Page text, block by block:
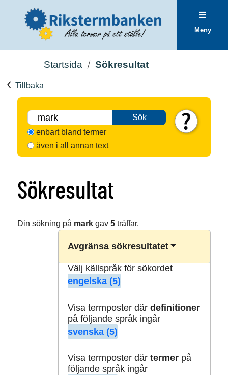
Meny
Startsida Sökresultat
Tillbaka
Sök
enbart bland termer
även i all annan text
Sökresultat
Din sökning på markgav 5träffar.
Avgränsa sökresultatet
Välj källspråk för sökordet
engelska (5)
Visa termposter där definitioner
på följande språk ingår
svenska (5)
Visa termposter där termerpå
följande språk ingår